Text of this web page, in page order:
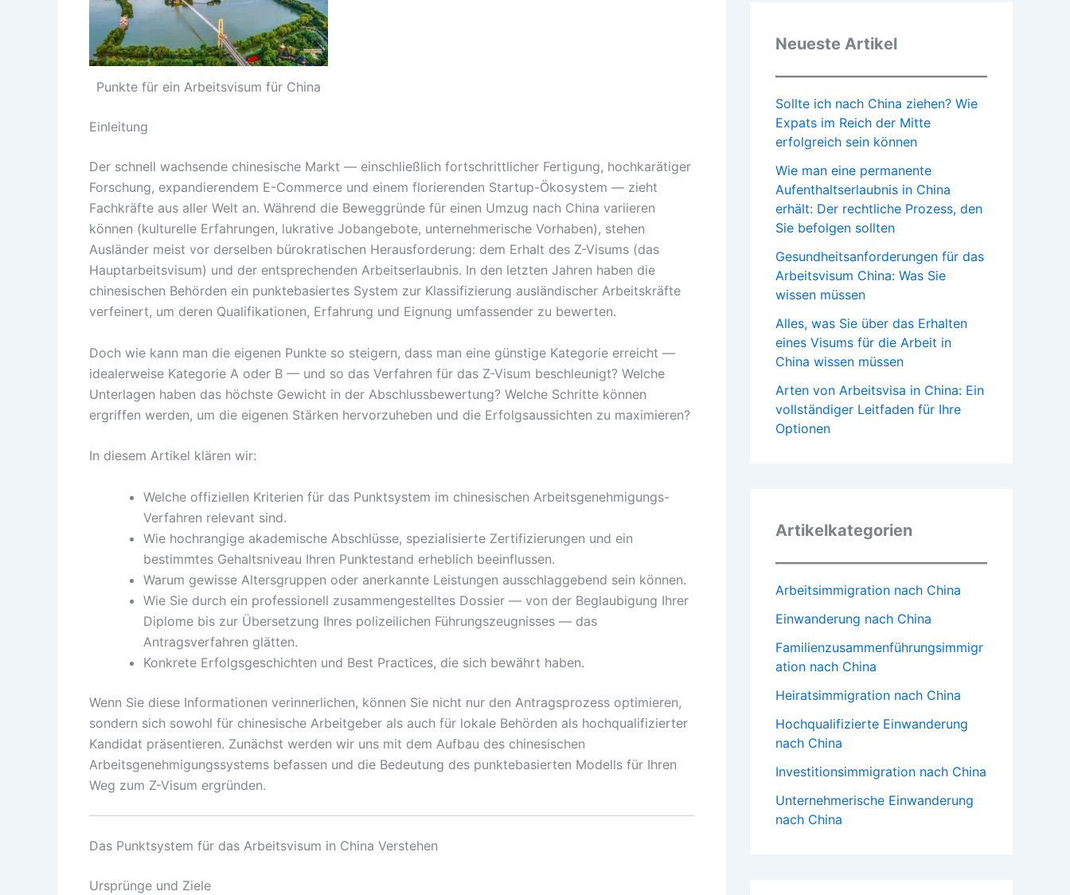
Punkte für ein Arbeitsvisum für China
Einleitung
Der schnell wachsende chinesische Markt — einschließlich fortschrittlicher Fertigung, hochkarätiger
Forschung, expandierendem E-Commerce und einem florierenden Startup-Ökosystem — zieht
Fachkräfte aus aller Welt an. Während die Beweggründe für einen Umzug nach China variieren
können (kulturelle Erfahrungen, lukrative Jobangebote, unternehmerische Vorhaben), stehen
Ausländer meist vor derselben bürokratischen Herausforderung: dem Erhalt des Z-Visums (das
Hauptarbeitsvisum) und der entsprechenden Arbeitserlaubnis. In den letzten Jahren haben die
chinesischen Behörden ein punktebasiertes System zur Klassifizierung ausländischer Arbeitskräfte
verfeinert, um deren Qualifikationen, Erfahrung und Eignung umfassender zu bewerten.
Doch wie kann man die eigenen Punkte so steigern, dass man eine günstige Kategorie erreicht —
idealerweise Kategorie A oder B — und so das Verfahren für das Z-Visum beschleunigt? Welche
Unterlagen haben das höchste Gewicht in der Abschlussbewertung? Welche Schritte können
ergriffen werden, um die eigenen Stärken hervorzuheben und die Erfolgsaussichten zu maximieren?
In diesem Artikel klären wir:
Welche offiziellen Kriterien für das Punktsystem im chinesischen Arbeitsgenehmigungs-
Verfahren relevant sind.
Wie hochrangige akademische Abschlüsse, spezialisierte Zertifizierungen und ein
bestimmtes Gehaltsniveau Ihren Punktestand erheblich beeinflussen.
Warum gewisse Altersgruppen oder anerkannte Leistungen ausschlaggebend sein können.
Wie Sie durch ein professionell zusammengestelltes Dossier — von der Beglaubigung Ihrer
Diplome bis zur Übersetzung Ihres polizeilichen Führungszeugnisses — das
Antragsverfahren glätten.
Konkrete Erfolgsgeschichten und Best Practices, die sich bewährt haben.
Wenn Sie diese Informationen verinnerlichen, können Sie nicht nur den Antragsprozess optimieren,
sondern sich sowohl für chinesische Arbeitgeber als auch für lokale Behörden als hochqualifizierter
Kandidat präsentieren. Zunächst werden wir uns mit dem Aufbau des chinesischen
Arbeitsgenehmigungssystems befassen und die Bedeutung des punktebasierten Modells für Ihren
Weg zum Z-Visum ergründen.
Das Punktsystem für das Arbeitsvisum in China Verstehen
Ursprünge und Ziele
Neueste Artikel
Sollte ich nach China ziehen? Wie
Expats im Reich der Mitte
erfolgreich sein können
Wie man eine permanente
Aufenthaltserlaubnis in China
erhält: Der rechtliche Prozess, den
Sie befolgen sollten
Gesundheitsanforderungen für das
Arbeitsvisum China: Was Sie
wissen müssen
Alles, was Sie über das Erhalten
eines Visums für die Arbeit in
China wissen müssen
Arten von Arbeitsvisa in China: Ein
vollständiger Leitfaden für Ihre
Optionen
Artikelkategorien
Arbeitsimmigration nach China
Einwanderung nach China
Familienzusammenführungsimmigr
ation nach China
Heiratsimmigration nach China
Hochqualifizierte Einwanderung
nach China
Investitionsimmigration nach China
Unternehmerische Einwanderung
nach China